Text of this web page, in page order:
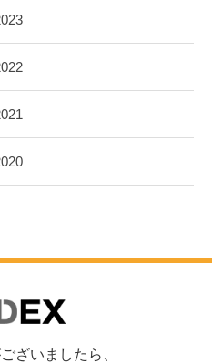
ざいましたら、